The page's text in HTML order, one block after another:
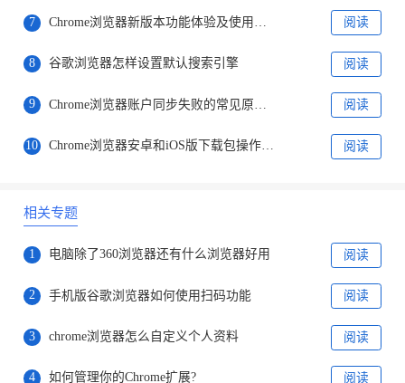
7 阅读
8 谷歌浏览器怎样设置默认搜索引擎 阅读
9 阅读
10 Chrome浏览器安卓和iOS版下载包操作步骤 阅读
相关专题
1 电脑除了360浏览器还有什么浏览器好用 阅读
2 手机版谷歌浏览器如何使用扫码功能 阅读
3 chrome浏览器怎么自定义个人资料 阅读
4 如何管理你的Chrome扩展? 阅读